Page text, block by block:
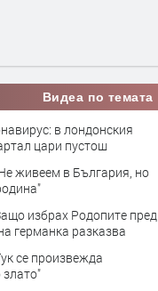
Видеа по темата
в лондонския
цари пустош
живеем в България, но
избрах Родопите пред
германка разказва
се произвежда